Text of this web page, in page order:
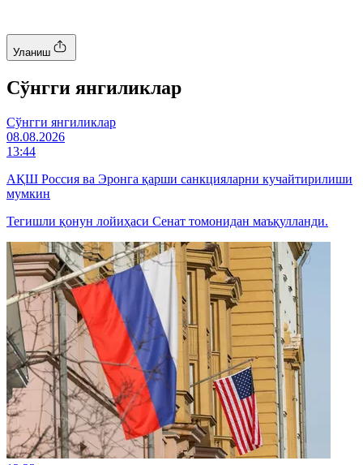
Уланиш
Cўнгги янгиликлар
Cўнгги янгиликлар
08.08.2026
13:44
АҚШ Россия ва Эронга қарши санкцияларни кучайтирилиши
мумкин
Тегишли қонун лойиҳаси Сенат томонидан маъқулланди.